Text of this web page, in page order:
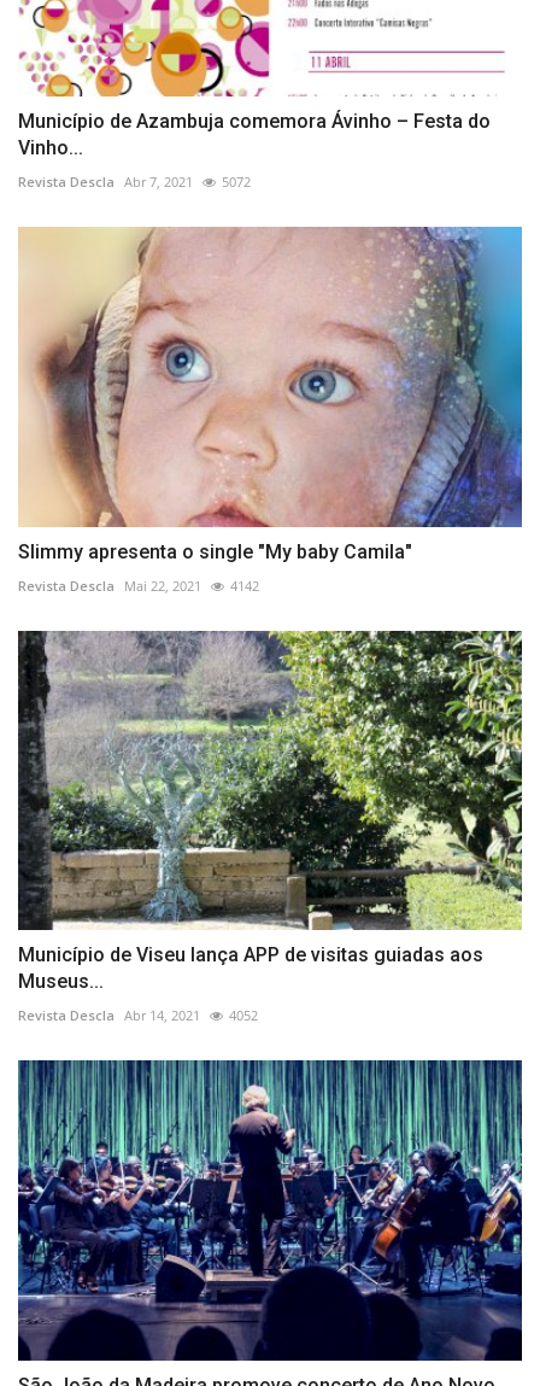
Município de Azambuja comemora Ávinho – Festa do
Vinho...
Revista Descla Abr 7, 2021 5072
Slimmy apresenta o single "My baby Camila"
Revista Descla Mai 22, 2021 4142
Município de Viseu lança APP de visitas guiadas aos
Museus...
Revista Descla Abr 14, 2021 4052